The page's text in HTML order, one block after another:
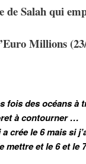
de Salah qui
Millions
des océans à
à contourner …
crée le 6 mais si
mettre et le 6 et le